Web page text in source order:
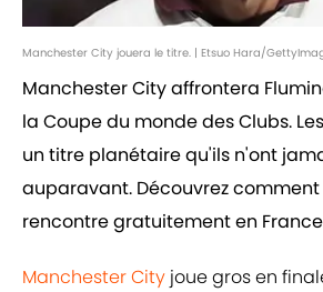
Manchester City jouera le titre. | Etsuo Hara/
Manchester City affrontera
la Coupe du monde des Clubs.
un titre planétaire qu'ils n'ont
auparavant. Découvrez comment
rencontre gratuitement en
Manchester City joue gros en